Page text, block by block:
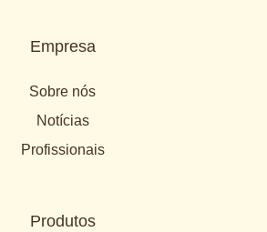
Empresa
Sobre nós
Notícias
Profissionais
Produtos